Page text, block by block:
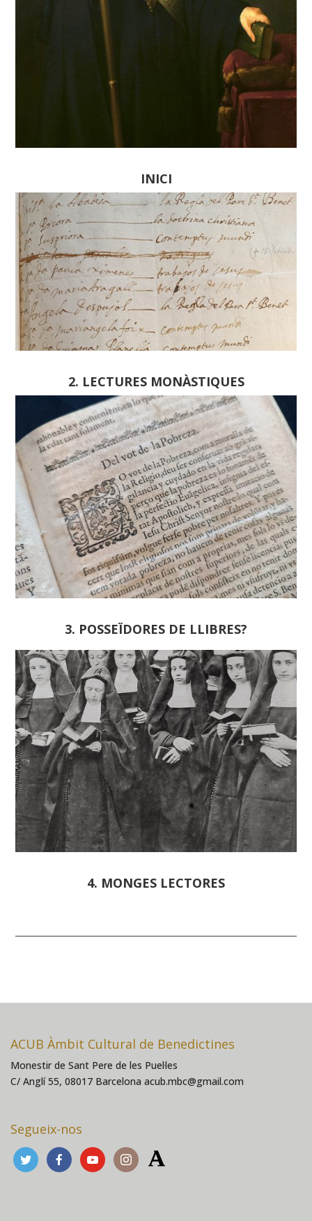
INICI
2. LECTURES MONÀSTIQUES
3. POSSEÏDORES DE LLIBRES?
4. MONGES LECTORES
ACUB Àmbit Cultural de Benedictines
Monestir de Sant Pere de les Puel·les
C/ Anglí 55, 08017 Barcelona acub.mbc@gmail.com
Segueix-nos